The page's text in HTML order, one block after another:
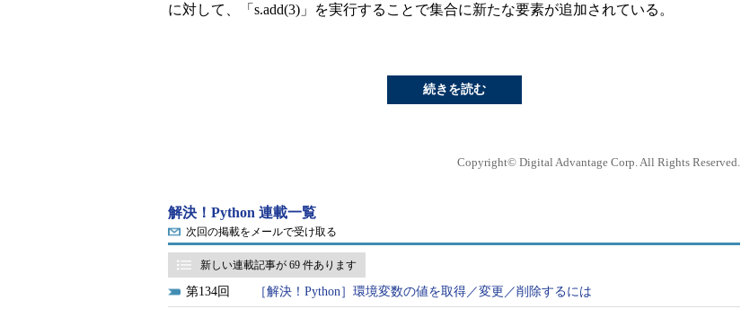
に対して、「s.add(3)」を実行することで集合に新たな要素が追加されている。
続きを読む
Copyright© Digital Advantage Corp. All Rights Reserved.
解決！Python 連載一覧
次回の掲載をメールで受け取る
新しい連載記事が 69 件あります
134 ［解決！Python］環境変数の値を取得／変更／削除するには